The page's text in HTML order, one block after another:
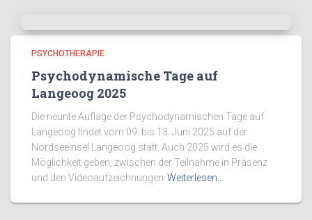
PSYCHOTHERAPIE
Psychodynamische Tage auf
Langeoog 2025
Die neunte Auflage der Psychodynamischen Tage auf
Langeoog findet vom 09. bis 13. Juni 2025 auf der
Nordseeinsel Langeoog statt. Auch 2025 wird es die
Möglichkeit geben, zwischen der Teilnahme in Präsenz
und den Videoaufzeichnungen Weiterlesen…